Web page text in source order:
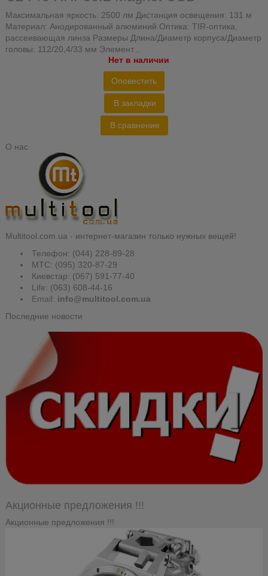
Максимальная яркость: 2500 лм Дистанция освещения: 131 м
Материал: Анодированный алюминий Оптика: TIR-оптика,
рассеивающая линза Размеры Длина/Диаметр корпуса/Диаметр
головы: 112/20,4/33 мм Элемент...
Нет в наличии
Оповестить
В закладки
В сравнение
О нас
Multitool.com.ua - интернет-магазин только нужных вещей!
Телефон: (044) 228-89-28
MTC: (095) 320-87-29
Киевстар: (067) 591-77-40
Life: (063) 608-44-16
Email: info@multitool.com.ua
Последние новости
Акционные предложения !!!
Акционные предложения !!!